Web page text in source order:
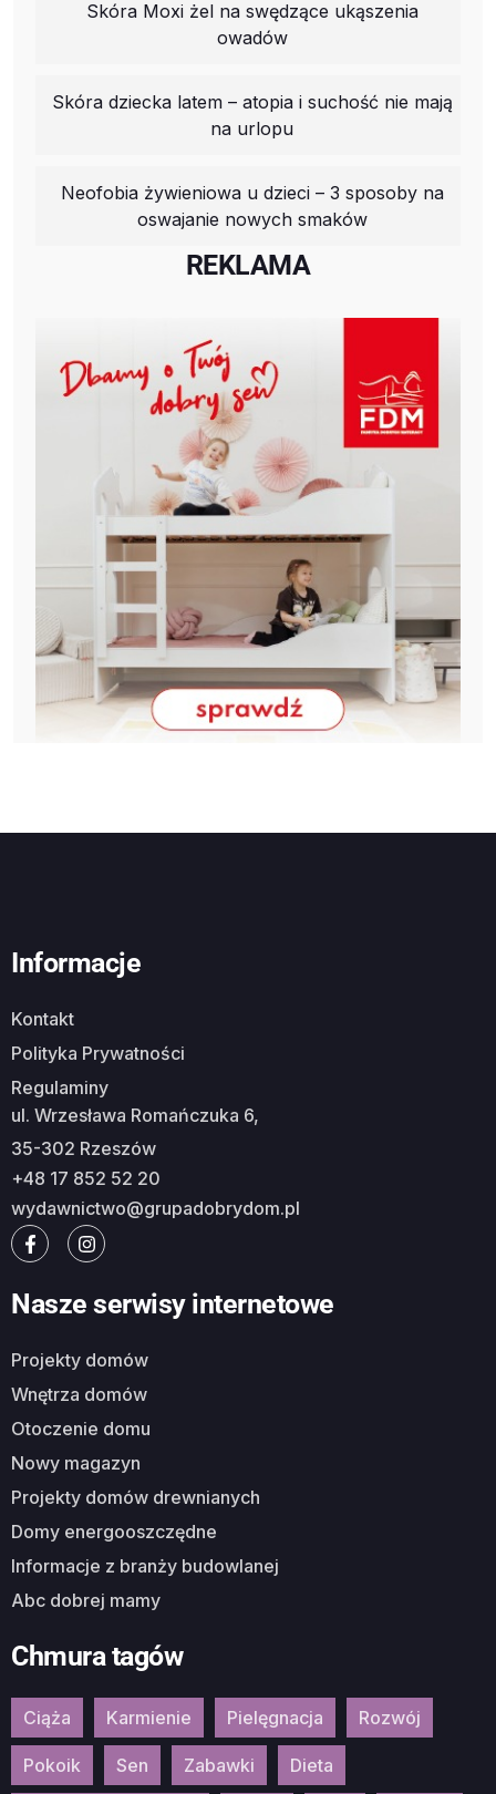
Skóra Moxi żel na swędzące ukąszenia
owadów
Skóra dziecka latem – atopia i suchość nie mają
na urlopu
Neofobia żywieniowa u dzieci – 3 sposoby na
oswajanie nowych smaków
REKLAMA
Informacje
Kontakt
Polityka Prywatności
Regulaminy
ul. Wrzesława Romańczuka 6,
35-302 Rzeszów
+48 17 852 52 20
wydawnictwo@grupadobrydom.pl
Nasze serwisy internetowe
Projekty domów
Wnętrza domów
Otoczenie domu
Nowy magazyn
Projekty domów drewnianych
Domy energooszczędne
Informacje z branży budowlanej
Abc dobrej mamy
Chmura tagów
Ciąża Karmienie Pielęgnacja Rozwój
Pokoik Sen Zabawki Dieta